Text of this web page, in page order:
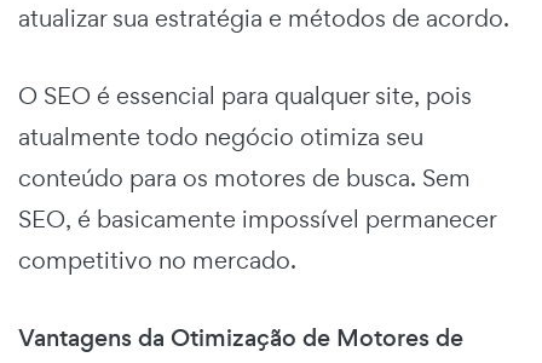
atualizar sua estratégia e métodos de acordo.
O SEO é essencial para qualquer site, pois
atualmente todo negócio otimiza seu
conteúdo para os motores de busca. Sem
SEO, é basicamente impossível permanecer
competitivo no mercado.
Vantagens da Otimização de Motores de